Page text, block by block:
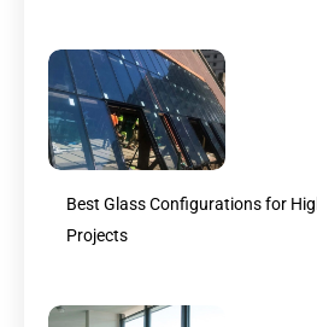
Best Glass Configurations for
Projects